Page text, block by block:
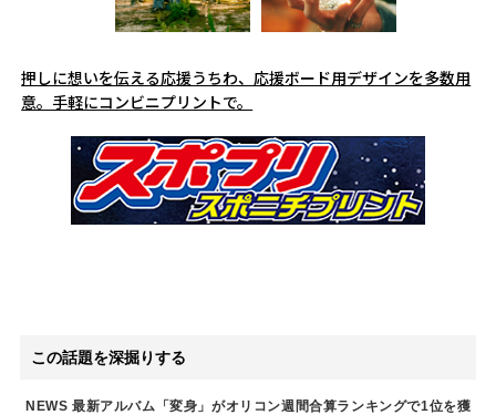
押しに想いを伝える応援うちわ、応援ボード用デザインを多数用
意。手軽にコンビニプリントで。
この話題を深掘りする
NEWS 最新アルバム「変身」がオリコン週間合算ランキングで1位を獲